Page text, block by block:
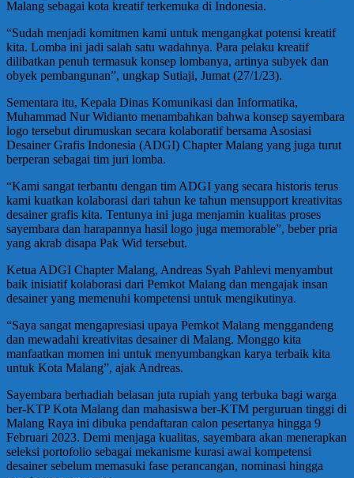
Malang sebagai kota kreatif terkemuka di Indonesia.
“Sudah menjadi komitmen kami untuk mengangkat potensi kreatif
kita. Lomba ini jadi salah satu wadahnya. Para pelaku kreatif
dilibatkan penuh termasuk konsep lombanya, artinya subyek dan
obyek pembangunan”, ungkap Sutiaji, Jumat (27/1/23).
Sementara itu, Kepala Dinas Komunikasi dan Informatika,
Muhammad Nur Widianto menambahkan bahwa konsep sayembara
logo tersebut dirumuskan secara kolaboratif bersama Asosiasi
Desainer Grafis Indonesia (ADGI) Chapter Malang yang juga turut
berperan sebagai tim juri lomba.
“Kami sangat terbantu dengan tim ADGI yang secara historis terus
kami kuatkan kolaborasi dari tahun ke tahun mensupport kreativitas
desainer grafis kita. Tentunya ini juga menjamin kualitas proses
sayembara dan harapannya hasil logo juga memorable”, beber pria
yang akrab disapa Pak Wid tersebut.
Ketua ADGI Chapter Malang, Andreas Syah Pahlevi menyambut
baik inisiatif kolaborasi dari Pemkot Malang dan mengajak insan
desainer yang memenuhi kompetensi untuk mengikutinya.
“Saya sangat mengapresiasi upaya Pemkot Malang menggandeng
dan mewadahi kreativitas desainer di Malang. Monggo kita
manfaatkan momen ini untuk menyumbangkan karya terbaik kita
untuk Kota Malang”, ajak Andreas.
Sayembara berhadiah belasan juta rupiah yang terbuka bagi warga
ber-KTP Kota Malang dan mahasiswa ber-KTM perguruan tinggi di
Malang Raya ini dibuka pendaftaran calon pesertanya hingga 9
Februari 2023. Demi menjaga kualitas, sayembara akan menerapkan
seleksi portofolio sebagai mekanisme kurasi awal kompetensi
desainer sebelum memasuki fase perancangan, nominasi hingga